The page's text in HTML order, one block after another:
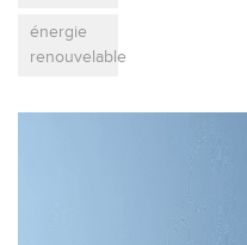
énergie
renouvelable